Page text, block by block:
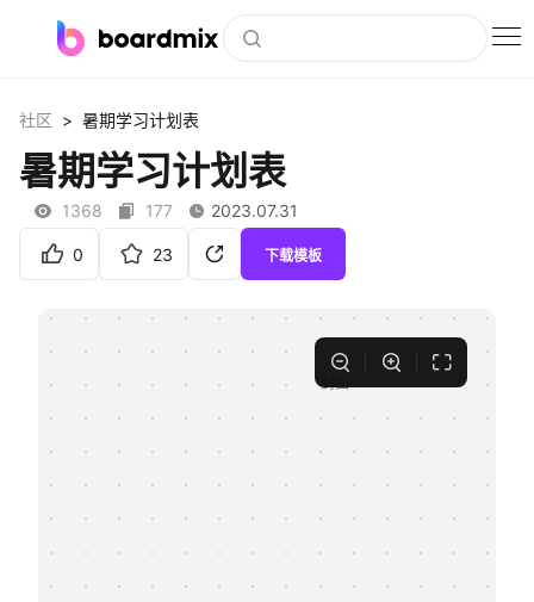
社区资源
下载
知识分享社区
社区 > 暑期学习计划表
暑期学习计划表
1368 177 2023.07.31
0 23 下载模板